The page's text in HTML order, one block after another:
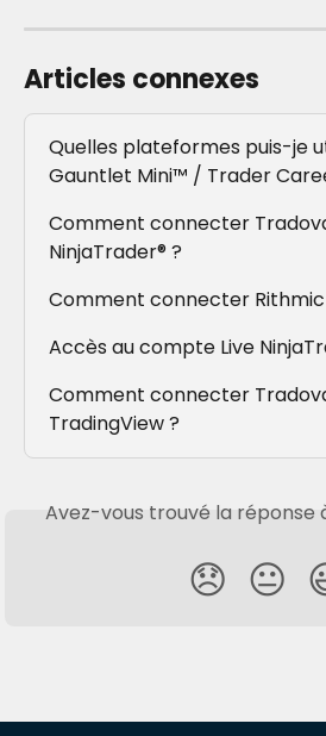
Articles connexes
Quelles plateformes puis-je
Gauntlet Mini™ / Trader
Comment connecter
NinjaTrader® ?
Comment connecter Rithmic
Accès au compte Live
Comment connecter
TradingView ?
Avez-vous trouvé la réponse
😞 😐